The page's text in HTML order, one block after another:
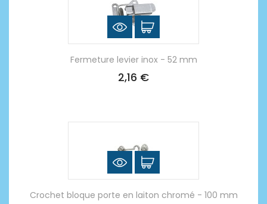
Fermeture levier inox - 52 mm
2,16 €
Crochet bloque porte en laiton chromé - 100 mm